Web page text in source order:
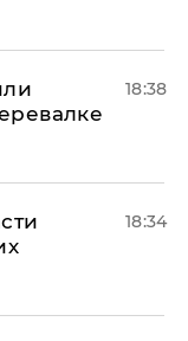
18:38
18:34